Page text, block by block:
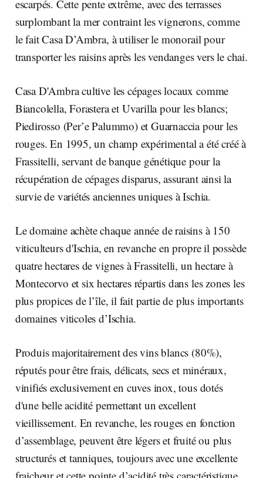
escarpés. Cette pente extrême, avec des terrasses
surplombant la mer contraint les vignerons, comme
le fait Casa D’Ambra, à utiliser le monorail pour
transporter les raisins après les vendanges vers le chai.
Casa D'Ambra cultive les cépages locaux comme
Biancolella, Forastera et Uvarilla pour les blancs;
Piedirosso (Per’e Palummo) et Guarnaccia pour les
rouges. En 1995, un champ expérimental a été créé à
Frassitelli, servant de banque génétique pour la
récupération de cépages disparus, assurant ainsi la
survie de variétés anciennes uniques à Ischia.
Le domaine achète chaque année de raisins à 150
viticulteurs d'Ischia, en revanche en propre il possède
quatre hectares de vignes à Frassitelli, un hectare à
Montecorvo et six hectares répartis dans les zones les
plus propices de l’île, il fait partie de plus importants
domaines viticoles d’Ischia.
Produis majoritairement des vins blancs (80%),
réputés pour être frais, délicats, secs et minéraux,
vinifiés exclusivement en cuves inox, tous dotés
d'une belle acidité permettant un excellent
vieillissement. En revanche, les rouges en fonction
d’assemblage, peuvent être légers et fruité ou plus
structurés et tanniques, toujours avec une excellente